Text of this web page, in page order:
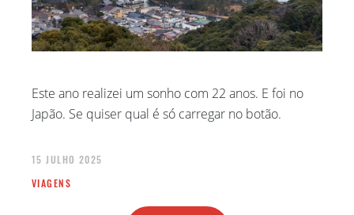
Este ano realizei um sonho com 22 anos. E foi no
Japão. Se quiser qual é só carregar no botão.
15 JULHO 2025
VIAGENS